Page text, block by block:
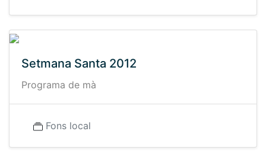
Setmana Santa 2012
Programa de mà
Fons local